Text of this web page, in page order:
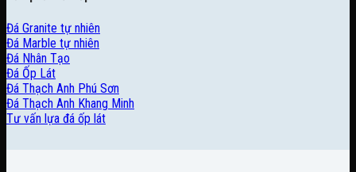
Đá Granite tự nhiên
Đá Marble tự nhiên
Đá Nhân Tạo
Đá Ốp Lát
Đá Thạch Anh Phú Sơn
Đá Thạch Anh Khang Minh
Tư vấn lựa đá ốp lát